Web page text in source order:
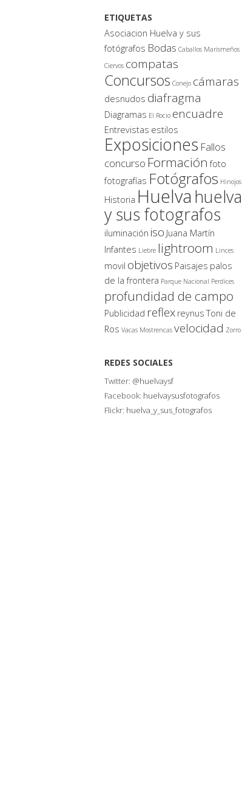
ETIQUETAS
Asociacion Huelva y sus
fotógrafos Bodas Caballos Marismeños
Ciervos compatas
Concursos Conejo cámaras
desnudos diafragma
Diagramas El Rocio encuadre
Entrevistas estilos
Exposiciones Fallos
concurso Formación foto
fotografías Fotógrafos Hinojos
Historia Huelvahuelva
y sus fotografos
iluminación iso Juana Martín
Infantes Liebre lightroom Linces
movil objetivos Paisajes palos
de la frontera Parque Nacional Perdices
profundidad de campo
Publicidad reflex reynus Toni de
Ros Vacas Mostrencas velocidad Zorro
REDES SOCIALES
Twitter: @huelvaysf
Facebook: huelvaysusfotografos
Flickr: huelva_y_sus_fotografos